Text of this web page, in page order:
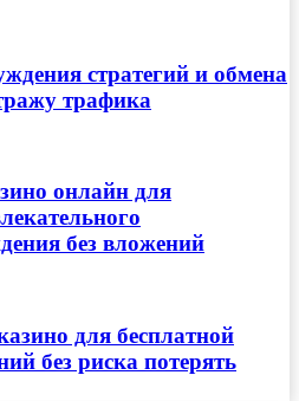
стратегий и обмена
трафика
онлайн для
без вложений
для бесплатной
без риска потерять